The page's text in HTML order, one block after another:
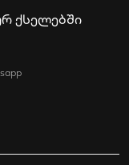
ქსელებში